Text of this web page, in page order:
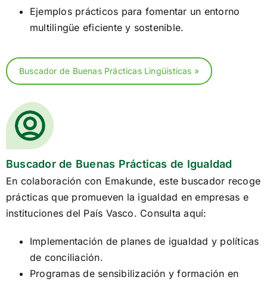
Ejemplos prácticos para fomentar un entorno
multilingüe eficiente y sostenible.
Buscador de Buenas Prácticas Lingüísticas »
Buscador de Buenas Prácticas de Igualdad
En colaboración con Emakunde, este buscador recoge
prácticas que promueven la igualdad en empresas e
instituciones del País Vasco. Consulta aquí:
Implementación de planes de igualdad y políticas
de conciliación.
Programas de sensibilización y formación en